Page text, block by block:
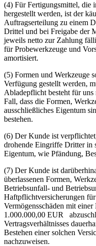
(4) Für Fertigungsmittel, die
hergestellt werden, ist der
Auftragserteilung zu einem
Drittel und bei Freigabe der
jeweils netto zur Zahlung
für Probewerkzeuge und
amortisiert.
(5) Formen und Werkzeuge
Verfügung gestellt werden,
Abladepflicht besteht für
Fall, dass die Formen,
ausschließliches Eigentum
bestehen.
(6) Der Kunde ist
drohende Eingriffe Dritter in
Eigentum, wie Pfändung,
(7) Der Kunde ist
überlassenen Formen,
Betriebsunfall- und
Haftpflichtversicherungen
Vermögensschäden mit
1.000.000,00 EUR
Vertragsverhältnisses
Bestehen einer solchen
nachzuweisen.